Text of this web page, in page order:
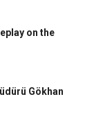
on the
Gökhan